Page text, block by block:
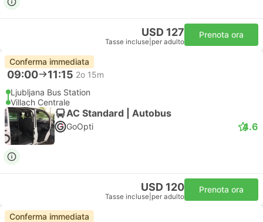
USD 127
Tasse incluse per adulto
Prenota ora
Conferma immediata
09:00 11:15 2o 15m
Ljubljana Bus Station
Villach Centrale
AC Standard | Autobus
GoOpti 4.6
USD 120
Tasse incluse per adulto
Prenota ora
Conferma immediata